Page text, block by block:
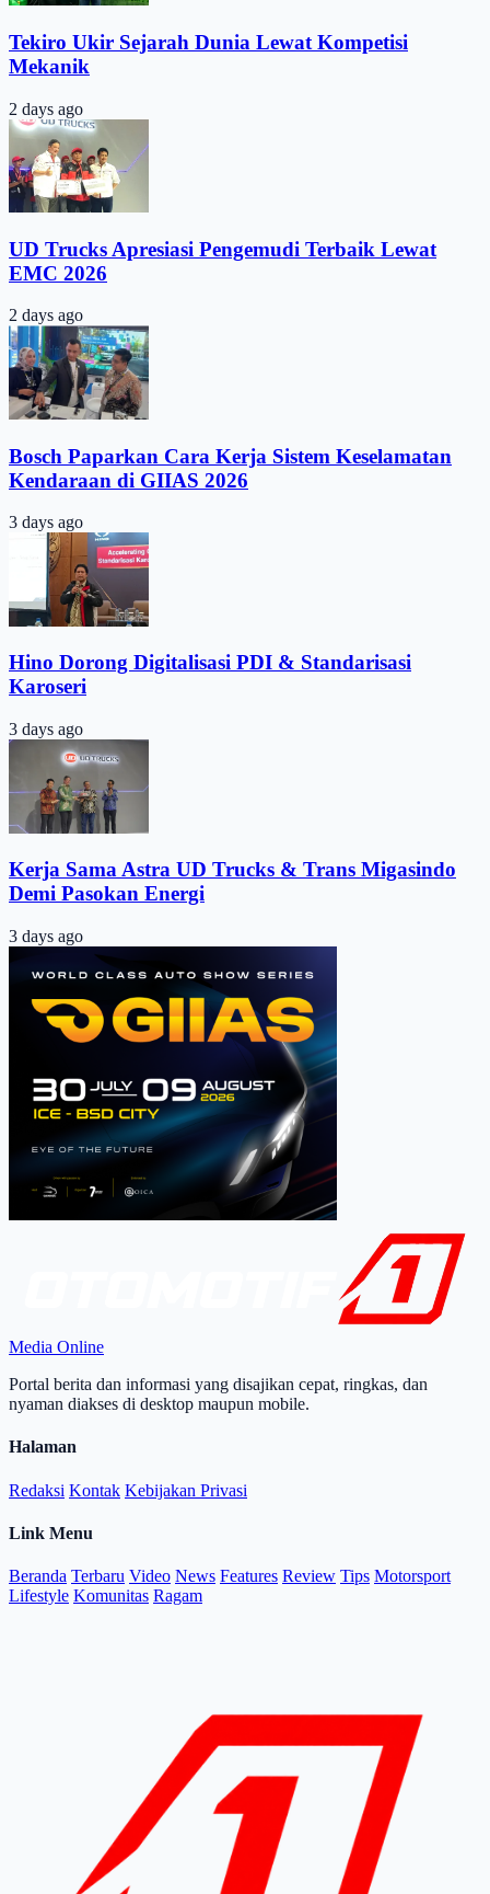
Tekiro Ukir Sejarah Dunia Lewat Kompetisi
Mekanik
2 days ago
UD Trucks Apresiasi Pengemudi Terbaik Lewat
EMC 2026
2 days ago
Bosch Paparkan Cara Kerja Sistem Keselamatan
Kendaraan di GIIAS 2026
3 days ago
Hino Dorong Digitalisasi PDI & Standarisasi
Karoseri
3 days ago
Kerja Sama Astra UD Trucks & Trans Migasindo
Demi Pasokan Energi
3 days ago
Media Online
Portal berita dan informasi yang disajikan cepat, ringkas, dan
nyaman diakses di desktop maupun mobile.
Halaman
Redaksi Kontak Kebijakan Privasi
Link Menu
Beranda Terbaru Video News Features Review Tips Motorsport
Lifestyle Komunitas Ragam